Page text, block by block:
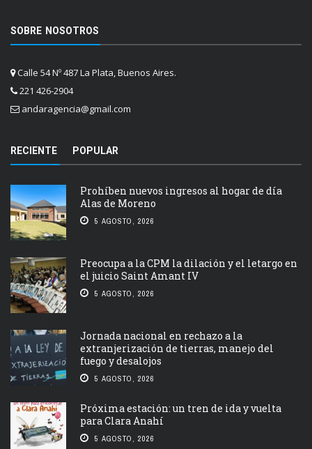
SOBRE NOSOTROS
Calle 54 Nº 487 La Plata, Buenos Aires.
221 426-2904
andaragencia@gmail.com
RECIENTE POPULAR
Prohíben nuevos ingresos al hogar de día
Alas de Moreno
5 AGOSTO, 2026
Preocupa a la CPM la dilación y el letargo en
el juicio Saint Amant IV
5 AGOSTO, 2026
Jornada nacional en rechazo a la
extranjerización de tierras, manejo del
fuego y desalojos
5 AGOSTO, 2026
Próxima estación: un tren de ida y vuelta
para Clara Anahí
5 AGOSTO, 2026